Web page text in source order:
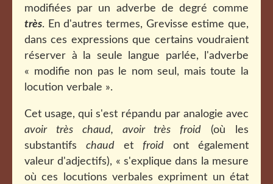
modifiées par un adverbe de degré comme
très. En d'autres termes, Grevisse estime que,
dans ces expressions que certains voudraient
réserver à la seule langue parlée, l'adverbe
« modifie non pas le nom seul, mais toute la
locution verbale ».
Cet usage, qui s'est répandu par analogie avec
avoir très chaud, avoir très froid (où les
substantifs chaud et froid ont également
valeur d'adjectifs), « s'explique dans la mesure
où ces locutions verbales expriment un état